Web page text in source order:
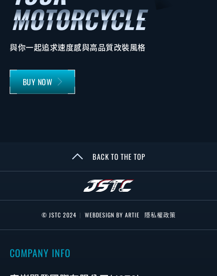
與你一起追求速度感與高品質改裝風格
BUY NOW
BACK TO THE TOP
© JSTC 2024 | WEBDESIGN BY ARTIE 隱私權政策
COMPANY INFO